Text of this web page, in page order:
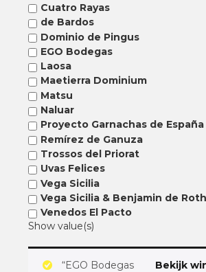
Cuatro Rayas
de Bardos
Dominio de Pingus
EGO Bodegas
Laosa
Maetierra Dominium
Matsu
Naluar
Proyecto Garnachas de España
Remírez de Ganuza
Trossos del Priorat
Uvas Felices
Vega Sicilia
Vega Sicilia & Benjamin de
Venedos El Pacto
Show value(s)
Bekijk
“EGO Bodegas